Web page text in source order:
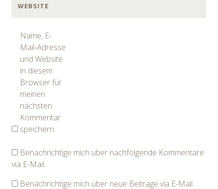
WEBSITE
Name, E-
Mail-Adresse
und Website
in diesem
Browser für
meinen
nächsten
Kommentar
speichern.
Benachrichtige mich über nachfolgende Kommentare
via E-Mail.
Benachrichtige mich über neue Beiträge via E-Mail.